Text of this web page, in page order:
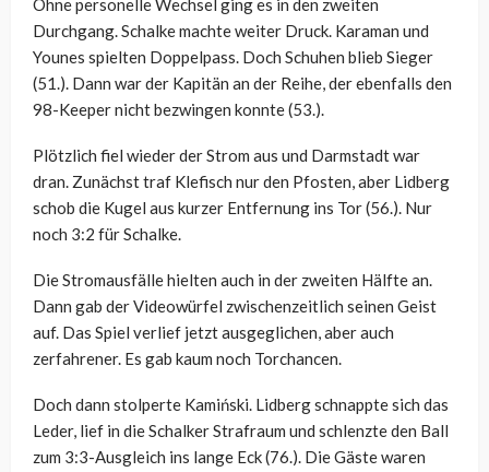
Ohne personelle Wechsel ging es in den zweiten
Durchgang. Schalke machte weiter Druck. Karaman und
Younes spielten Doppelpass. Doch Schuhen blieb Sieger
(51.). Dann war der Kapitän an der Reihe, der ebenfalls den
98-Keeper nicht bezwingen konnte (53.).
Plötzlich fiel wieder der Strom aus und Darmstadt war
dran. Zunächst traf Klefisch nur den Pfosten, aber Lidberg
schob die Kugel aus kurzer Entfernung ins Tor (56.). Nur
noch 3:2 für Schalke.
Die Stromausfälle hielten auch in der zweiten Hälfte an.
Dann gab der Videowürfel zwischenzeitlich seinen Geist
auf. Das Spiel verlief jetzt ausgeglichen, aber auch
zerfahrener. Es gab kaum noch Torchancen.
Doch dann stolperte Kamiński. Lidberg schnappte sich das
Leder, lief in die Schalker Strafraum und schlenzte den Ball
zum 3:3-Ausgleich ins lange Eck (76.). Die Gäste waren